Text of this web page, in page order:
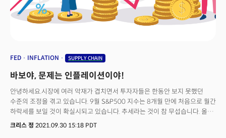
FED INFLATION SUPPLY CHAIN
바보야, 문제는 인플레이션이야!
안녕하세요.시장에 여러 악재가 겹치면서 투자자들은 한동안 보지 못했던
수준의 조정을 겪고 있습니다. 9월 S&P500 지수는 8개월 만에 처음으로 월간
하락세를 보일 것이 확실시되고 있습니다. 추세라는 것이 참 무섭습니다. 올해
내내 S&P500은 단 한 번도 50일 이동평균선 (이평선)아래에 2일 이상
크리스 정 2021.09.30 15:18 PDT